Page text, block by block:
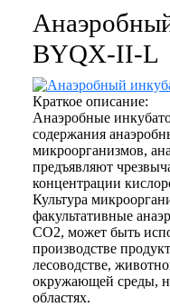
BYQX-II-L
Краткое описание:
Анаэробные
содержания
микроорганизмов,
предъявляют
концентрации
Культура
факультативные
CО2, может быть
производстве
лесоводстве,
окружающей среды,
областях.